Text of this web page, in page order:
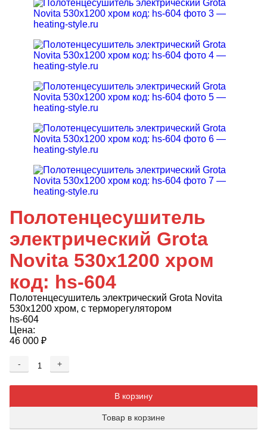
Полотенцесушитель
электрический Grota
Novita 530x1200 хром
код: hs-604
Полотенцесушитель электрический Grota Novita
530х1200 хром, с терморегулятором
hs-604
Цена:
46 000 ₽
-
+
В корзину
Товар в корзине